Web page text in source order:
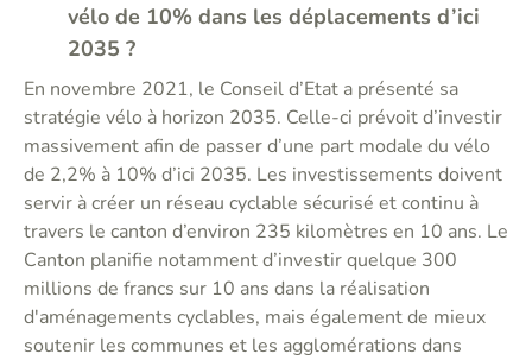
vélo de 10% dans les déplacements d’ici
2035 ?
En novembre 2021, le Conseil d’Etat a présenté sa
stratégie vélo à horizon 2035. Celle-ci prévoit d’investir
massivement afin de passer d’une part modale du vélo
de 2,2% à 10% d’ici 2035. Les investissements doivent
servir à créer un réseau cyclable sécurisé et continu à
travers le canton d’environ 235 kilomètres en 10 ans. Le
Canton planifie notamment d’investir quelque 300
millions de francs sur 10 ans dans la réalisation
d'aménagements cyclables, mais également de mieux
soutenir les communes et les agglomérations dans